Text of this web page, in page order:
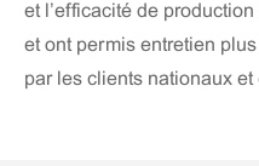
et l’efficacité de
et ont permis entretien
par les clients nationaux et